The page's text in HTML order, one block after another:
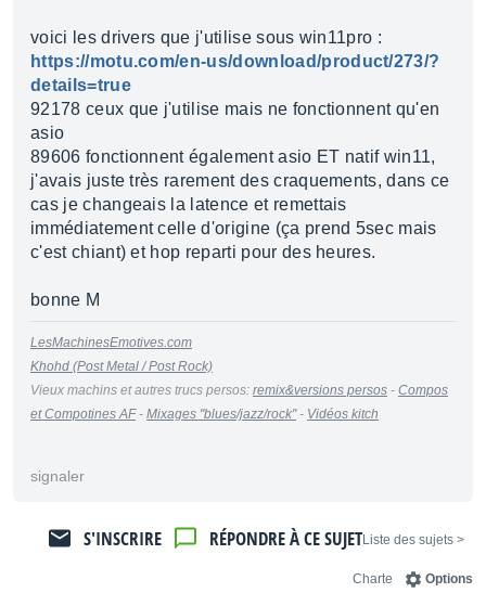
voici les drivers que j'utilise sous win11pro :
https://motu.com/en-us/download/product/273/?
details=true
92178 ceux que j'utilise mais ne fonctionnent qu'en
asio
89606 fonctionnent également asio ET natif win11,
j'avais juste très rarement des craquements, dans ce
cas je changeais la latence et remettais
immédiatement celle d'origine (ça prend 5sec mais
c'est chiant) et hop reparti pour des heures.
bonne M
LesMachinesEmotives.com
Khohd (Post Metal / Post Rock)
Vieux machins et autres trucs persos: remix&versions persos - Compos
et Compotines AF- Mixages "blues/jazz/rock"- Vidéos kitch
signaler
< Liste des sujets
RÉPONDRE À CE SUJET
S'INSCRIRE
Options
Charte